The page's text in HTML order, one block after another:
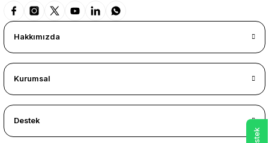
Hakkımızda
Kurumsal
Destek